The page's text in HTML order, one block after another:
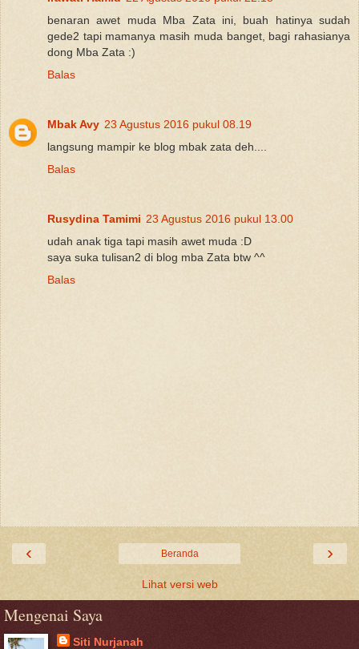
benaran awet muda Mba Zata ini, buah hatinya sudah
gede2 tapi mamanya masih muda banget, bagi rahasianya
dong Mba Zata :)
Balas
Mbak Avy 23 Agustus 2016 pukul 08.19
langsung mampir ke blog mbak zata deh....
Balas
Rusydina Tamimi 23 Agustus 2016 pukul 13.00
udah anak tiga tapi masih awet muda :D
saya suka tulisan2 di blog mba Zata btw ^^
Balas
‹ ›
Beranda
Lihat versi web
Mengenai Saya
Siti Nurjanah